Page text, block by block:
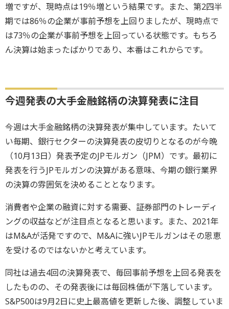
増ですが、現時点は19％増という結果です。また、第2四半
期では86％の企業が事前予想を上回りましたが、現時点で
は73％の企業が事前予想を上回っている状態です。もちろ
ん決算は始まったばかりであり、本番はこれからです。
今週発表の大手金融銘柄の決算発表に注目
今週は大手金融銘柄の決算発表が集中しています。たいて
い毎期、銀行セクターの決算発表の皮切りとなるのが今晩
（10月13日）発表予定のJPモルガン（JPM）です。最初に
発表を行うJPモルガンの決算がある意味、今期の銀行業界
の決算の雰囲気を決めることとなります。
消費者や企業の融資に対する需要、証券部門のトレーディ
ングの収益などが注目点となると思います。また、2021年
はM&Aが活発ですので、M&Aに強いJPモルガンはその恩恵
を受けるのではないかと考えています。
同社は過去4回の決算発表で、毎回事前予想を上回る発表を
したものの、その発表後には毎回株価が下落しています。
S&P500は9月2日に史上最高値を更新した後、調整していま